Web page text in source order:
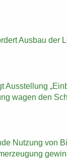
Aus­bau der
Aus­stel­lung
wagen den
Nut­zung von